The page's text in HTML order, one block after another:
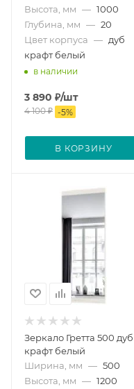
Высота, мм — 1000
Глубина, мм — 20
Цвет корпуса — дуб
крафт белый
в наличии
3 890 ₽/шт
4 100₽ -5%
В КОРЗИНУ
Зеркало Гретта 500 дуб
крафт белый
Ширина, мм — 500
Высота, мм — 1200